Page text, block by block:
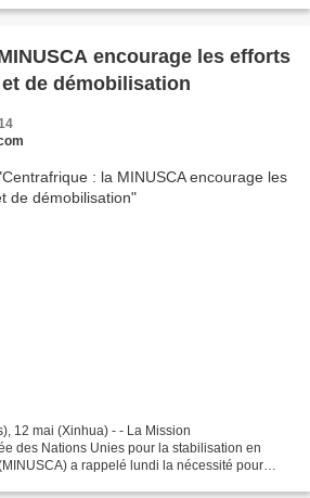
encourage les efforts
de démobilisation
12 mai (Xinhua) - - La Mission
des Nations Unies pour la stabilisation en
a rappelé lundi la nécessité pour